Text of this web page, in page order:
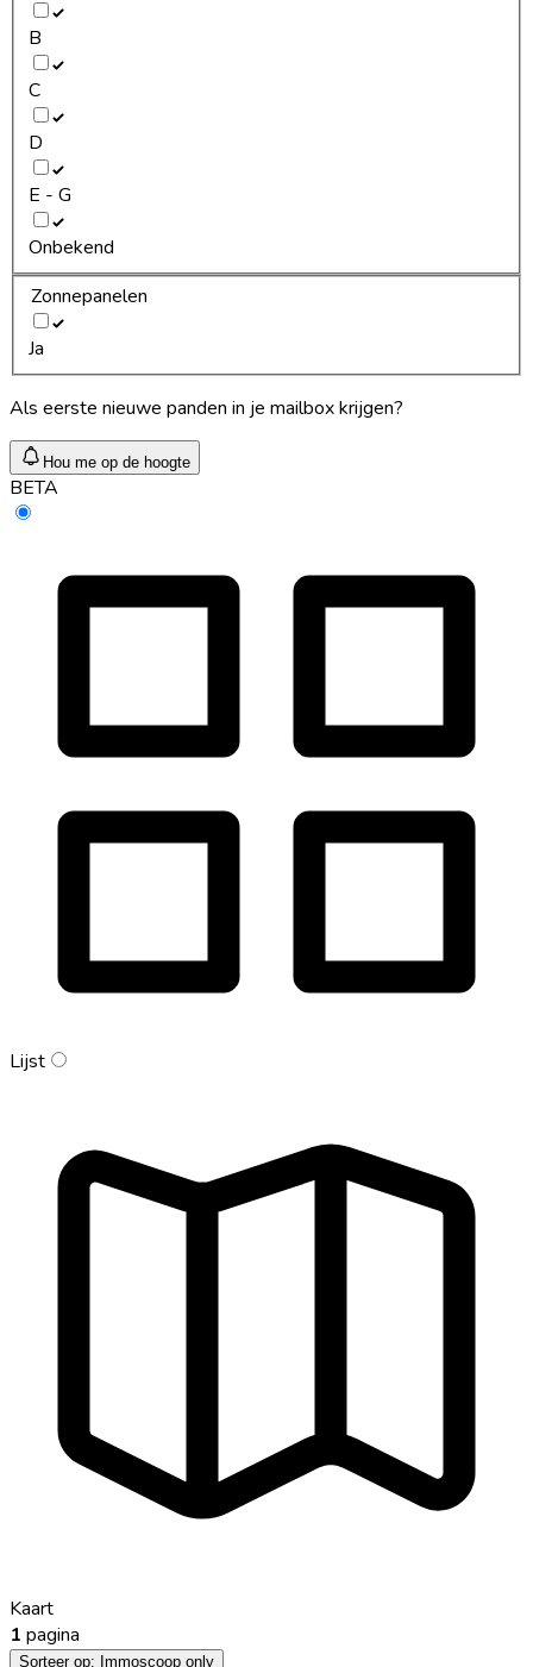
B
C
D
E - G
Onbekend
Zonnepanelen
Ja
Als eerste nieuwe panden in je mailbox krijgen?
Hou me op de hoogte
BETA
Lijst
Kaart
1 pagina
Sorteer op: Immoscoop only